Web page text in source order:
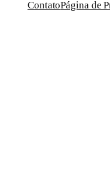
ContatoPágina de